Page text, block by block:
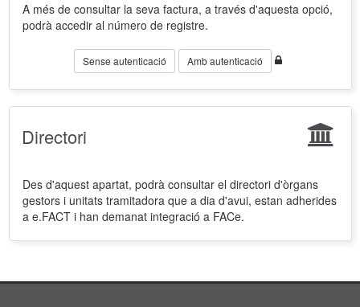
A més de consultar la seva factura, a través d'aquesta opció,
podrà accedir al número de registre.
Sense autenticació Amb autenticació
Directori
Des d'aquest apartat, podrà consultar el directori d'òrgans
gestors i unitats tramitadora que a dia d'avui, estan adherides
a e.FACT i han demanat integració a FACe.